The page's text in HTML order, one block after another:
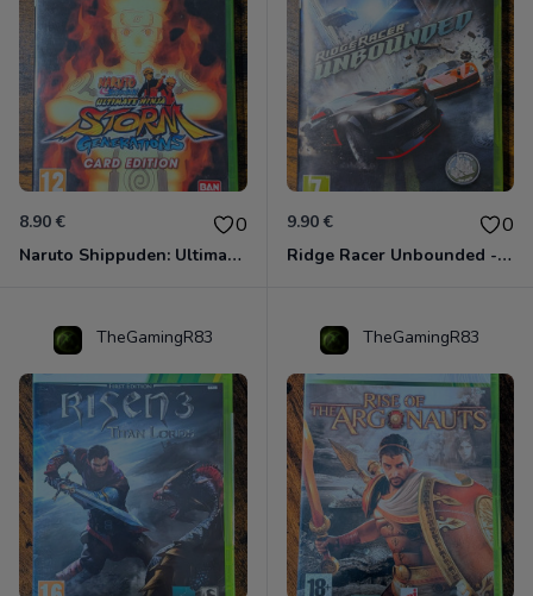
8.90 € 0
Naruto Shippuden: Ultimate Ninja Storm Generations - Card Edition Xbox 360
9.90 € 0
Ridge Racer Unbounded - Édition Limitée Xbox 360
TheGamingR83 TheGamingR83